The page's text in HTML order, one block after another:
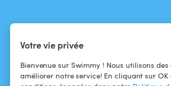
Votre vie privée
Bienvenue sur Swimmy ! Nous utilisons
améliorer notre service! En cliquant sur